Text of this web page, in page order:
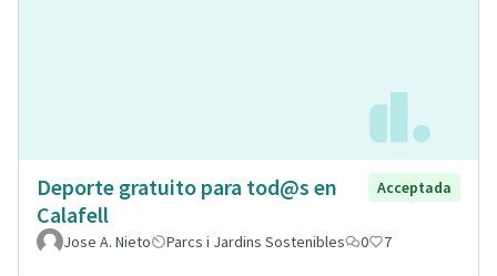
Deporte gratuito para tod@s en
Calafell
Acceptada
Jose A. Nieto Parcs i Jardins Sostenibles 0 7